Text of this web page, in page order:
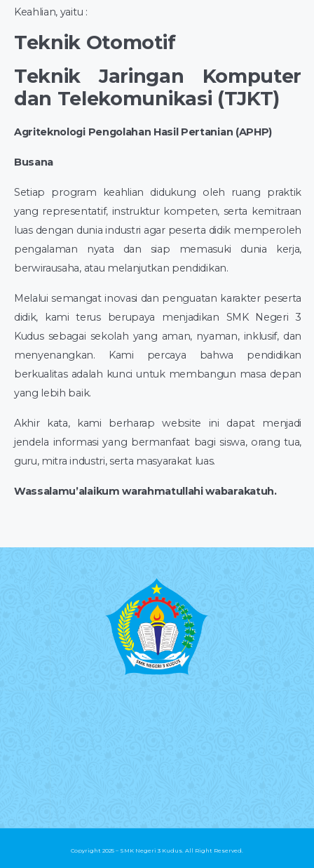
Keahlian, yaitu :
Teknik Otomotif
Teknik Jaringan Komputer
dan Telekomunikasi (TJKT)
Agriteknologi Pengolahan Hasil Pertanian (APHP)
Busana
Setiap program keahlian didukung oleh ruang praktik
yang representatif, instruktur kompeten, serta kemitraan
luas dengan dunia industri agar peserta didik memperoleh
pengalaman nyata dan siap memasuki dunia kerja,
berwirausaha, atau melanjutkan pendidikan.
Melalui semangat inovasi dan penguatan karakter peserta
didik, kami terus berupaya menjadikan SMK Negeri 3
Kudus sebagai sekolah yang aman, nyaman, inklusif, dan
menyenangkan. Kami percaya bahwa pendidikan
berkualitas adalah kunci untuk membangun masa depan
yang lebih baik.
Akhir kata, kami berharap website ini dapat menjadi
jendela informasi yang bermanfaat bagi siswa, orang tua,
guru, mitra industri, serta masyarakat luas.
Wassalamu’alaikum warahmatullahi wabarakatuh.
Copyright 2025 – SMK Negeri 3 Kudus. All Right Reserved.